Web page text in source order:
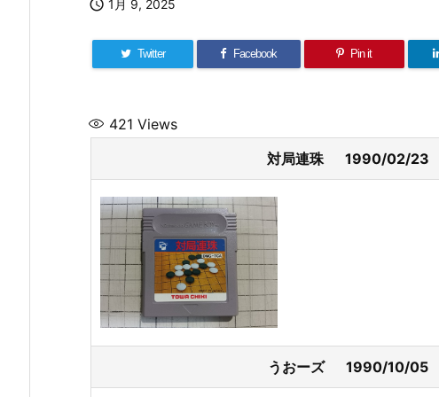
 1月 9, 2025
Twitter Facebook Pin it
421 Views
対局連珠 1990/02/23
うおーズ 1990/10/05